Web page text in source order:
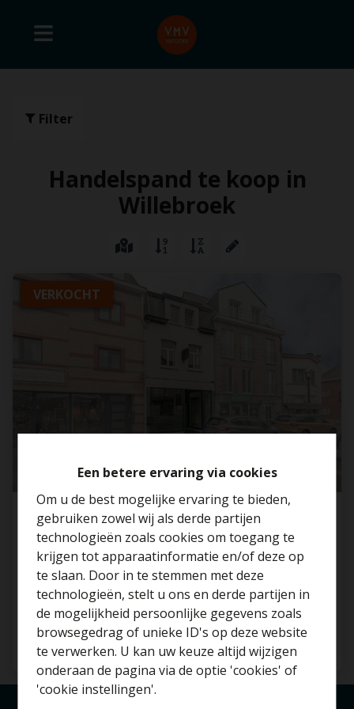
Een betere ervaring via cookies
Om u de best mogelijke ervaring te bieden,
gebruiken zowel wij als derde partijen
technologieën zoals cookies om toegang te
krijgen tot apparaatinformatie en/of deze op
te slaan. Door in te stemmen met deze
technologieën, stelt u ons en derde partijen in
de mogelijkheid persoonlijke gegevens zoals
browsegedrag of unieke ID's op deze website
te verwerken. U kan uw keuze altijd wijzigen
onderaan de pagina via de optie 'cookies' of
'cookie instellingen'.
Filter
Handelspand te koop in
Willebroek
VERKOCHT
Handelspand met woning in het centrum van
Willebroek!
2830 Willebroek
4 1 213 m²
Benieuwd naar de
waarde van je huis?
Gratis schatting